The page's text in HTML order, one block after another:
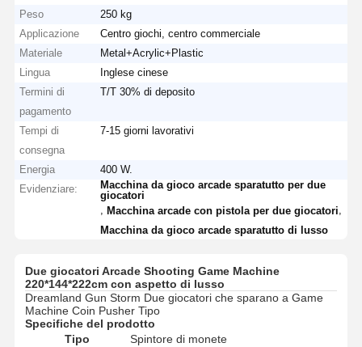
Peso
250 kg
Applicazione
Centro giochi, centro commerciale
Materiale
Metal+Acrylic+Plastic
Lingua
Inglese cinese
Termini di
pagamento
T/T 30% di deposito
Tempi di
consegna
7-15 giorni lavorativi
Energia
400 W.
Evidenziare:
Macchina da gioco arcade sparatutto per due
giocatori
,Macchina arcade con pistola per due giocatori
Macchina da gioco arcade sparatutto di lusso
Due giocatori Arcade Shooting Game Machine
220*144*222cm con aspetto di lusso
Dreamland Gun Storm Due giocatori che sparano a Game
Machine Coin Pusher Tipo
Specifiche del prodotto
Tipo
Spintore di monete